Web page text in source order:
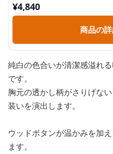
¥4,840
商品の
純白の色合いが清潔感溢れ
です。
胸元の透かし柄がさりげな
装いを演出します。
ウッドボタンが温かみを加
ます。